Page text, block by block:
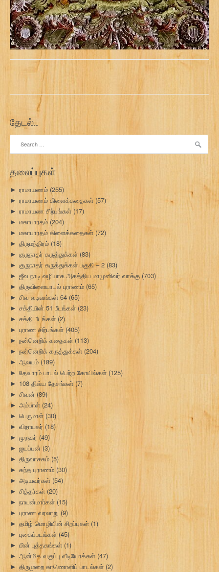
தேடல்…
தலைப்புகள்
► ராமாயணம் (255)
► ராமாயணம் கிளைக்கதைகள் (57)
► ராமாயண சிற்பங்கள் (17)
► மகாபாரதம்(204)
► மகாபாரதம் கிளைக்கதைகள் (72)
► திருமந்திரம் (18)
► குருநாதர் கருத்துக்கள் (83)
► குருநாதர் கருத்துக்கள் பகுதி – 2 (83)
► ஜீவ நாடி வழியாக அகத்திய மாமுனிவர் வாக்கு (703)
► திருவிளையாடல் புராணம் (65)
► சிவ வடிவங்கள் 64 (65)
► சக்தியின் 51 பீடங்கள் (23)
► சக்தி பீடங்கள் (2)
► புராண சிற்பங்கள் (405)
► நன்னெறிக் கதைகள் (113)
► நன்னெறிக் கருத்துக்கள் (204)
► ஆலயம் (189)
► தேவாரம் பாடல் பெற்ற கோயில்கள் (125)
► 108 திவ்ய தேசங்கள் (7)
► சிவன் (89)
► அம்பாள் (24)
► பெருமாள் (30)
► விநாயகர் (18)
► முருகர் (49)
► ஐயப்பன் (3)
► திருவாசகம் (5)
► கந்த புராணம் (30)
► அடியவர்கள் (54)
► சித்தர்கள் (20)
► நாயன்மார்கள் (15)
► புராண வரலாறு (9)
► தமிழ் மொழியின் சிறப்புகள் (1)
► புகைப்படங்கள் (45)
► மின் புத்தகங்கள் (1)
► ஆன்மிக வகுப்பு வீடியோக்கள் (47)
► திருமுறை காணொளிப் பாடல்கள் (2)